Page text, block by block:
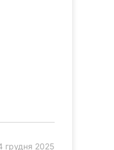
грудня 2025